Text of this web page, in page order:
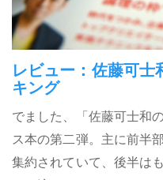
レビュー：佐藤可士
キング
でました、「佐藤可士和
ス本の第二弾。主に前半
集約されていて、後半は